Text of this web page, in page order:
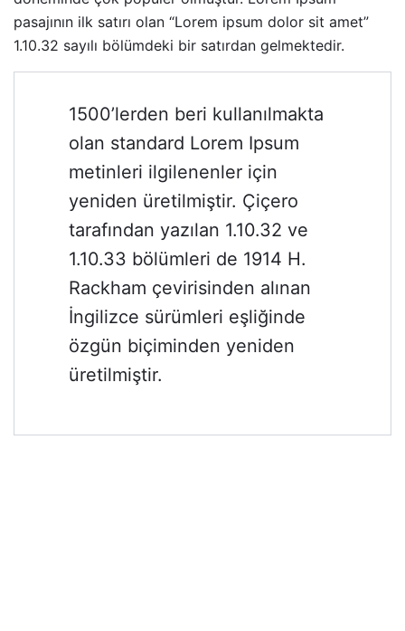
pasajının ilk satırı olan “Lorem ipsum dolor sit amet”
1.10.32 sayılı bölümdeki bir satırdan gelmektedir.
1500’lerden beri kullanılmakta
olan standard Lorem Ipsum
metinleri ilgilenenler için
yeniden üretilmiştir. Çiçero
tarafından yazılan 1.10.32 ve
1.10.33 bölümleri de 1914 H.
Rackham çevirisinden alınan
İngilizce sürümleri eşliğinde
özgün biçiminden yeniden
üretilmiştir.